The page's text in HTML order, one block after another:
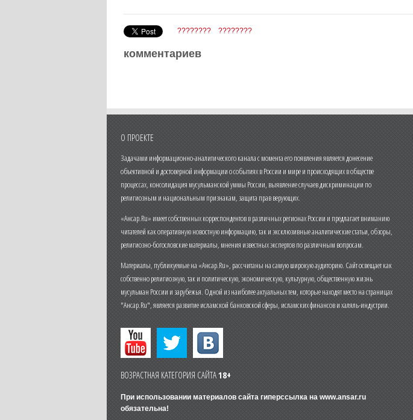
???????? ????????
комментариев
О ПРОЕКТЕ
Задачами информационно-аналитического канала с момента его появления является донесение
объективной и достоверной информации о событиях в России и мире и происходящих в обществе
процессах, консолидация мусульманской уммы России, выявление случаев дискриминации по
религиозным и национальным признакам, защита прав верующих.
«Ансар.Ru» имеет собственных корреспондентов в различных регионах России и предлагает вниманию
читателей как оперативную новостную информацию, так и эксклюзивные аналитические статьи, обзоры,
религиозно-богословские материалы, мнения известных экспертов по различным вопросам.
Материалы, публикуемые на «Ансар.Ru», рассчитаны на самую широкую аудиторию. Сайт освещает как
собственно религиозную, так и политическую, экономическую, культурную, общественную жизнь
мусульман России и зарубежья. Одной из наиболее актуальных тем, которые находят место на страницах
"Ансар.Ru", является развитие исламской банковской сферы, исламских финансов и халяль-индустрии.
ВОЗРАСТНАЯ КАТЕГОРИЯ САЙТА18+
При использовании материалов сайта гиперссылка на www.ansar.ru
обязательна!